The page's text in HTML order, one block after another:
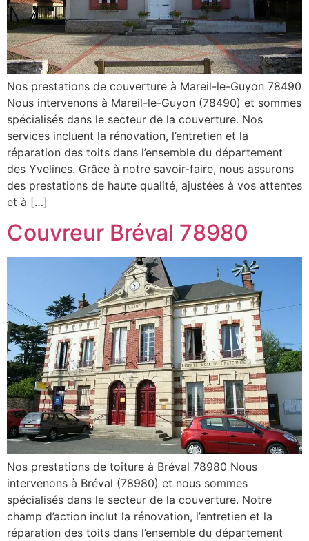
Nos prestations de couverture à Mareil-le-Guyon 78490
Nous intervenons à Mareil-le-Guyon (78490) et sommes
spécialisés dans le secteur de la couverture. Nos
services incluent la rénovation, l’entretien et la
réparation des toits dans l’ensemble du département
des Yvelines. Grâce à notre savoir-faire, nous assurons
des prestations de haute qualité, ajustées à vos attentes
et à […]
Couvreur Bréval 78980
Nos prestations de toiture à Bréval 78980 Nous
intervenons à Bréval (78980) et nous sommes
spécialisés dans le secteur de la couverture. Notre
champ d’action inclut la rénovation, l’entretien et la
réparation des toits dans l’ensemble du département